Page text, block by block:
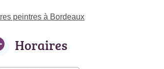
peintres à Bordeaux
Horaires